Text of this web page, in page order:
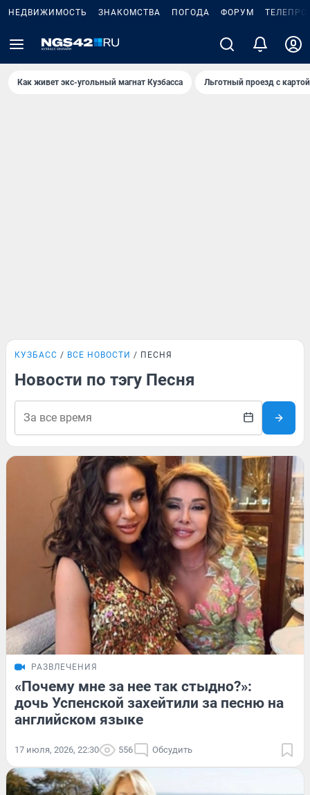
НЕДВИЖИМОСТЬ ЗНАКОМСТВА ПОГОДА ФОРУМ
Как живет экс-угольный магнат Кузбасса Льготный проезд с
КУЗБАСС ВСЕ НОВОСТИ ПЕСНЯ
Новости по тэгу Песня
РАЗВЛЕЧЕНИЯ
«Почему мне за нее так стыдно?»:
дочь Успенской захейтили за песню на
английском языке
17 июля, 2026, 22:30 556 Обсудить